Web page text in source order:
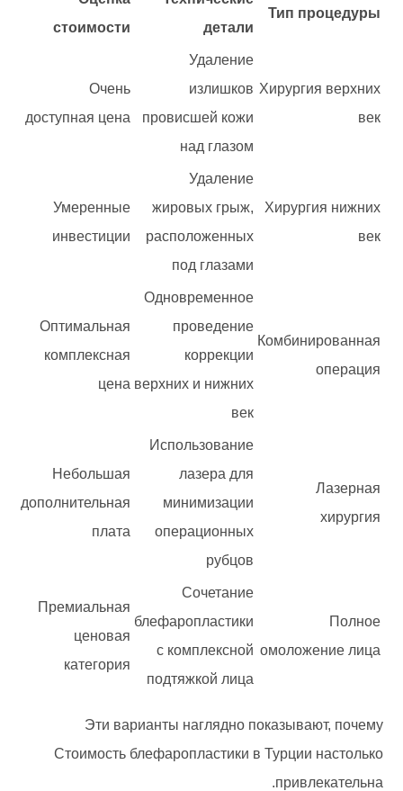
Тип процедуры
детали
стоимости
Хирургия верхних
век
Удаление
излишков
провисшей кожи
над глазом
Очень
доступная цена
Хирургия нижних
век
Удаление
жировых грыж,
расположенных
под глазами
Умеренные
инвестиции
Комбинированная
операция
Одновременное
проведение
коррекции
верхних и нижних
век
Оптимальная
комплексная
цена
Лазерная
хирургия
Использование
лазера для
минимизации
операционных
рубцов
Небольшая
дополнительная
плата
Полное
омоложение лица
Сочетание
блефаропластики
с комплексной
подтяжкой лица
Премиальная
ценовая
категория
Эти варианты наглядно показывают, почему
Стоимость блефаропластики в Турции настолько
привлекательна.